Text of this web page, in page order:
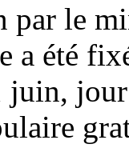
par le
a été